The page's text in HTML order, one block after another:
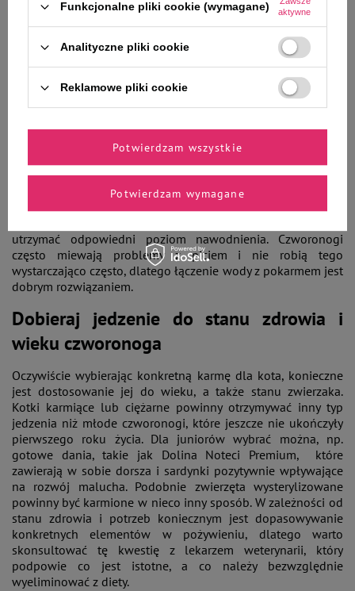
Mokra karma dla kota - czy jest zdrowa?
W większości przypadków to jaką formę pokarmu wybierzesz
wynika z preferencji Twojego pupila. Każda z opcji ma swoją
zaletę, chociaż wielu właścicieli decyduje się właśnie na
mniej przetworzoną,mokrą karmę dla kota
dla młodych zwierząt, których uzębienie nie jest jeszcze
odpowiednio twarde, a także dla starszych kotów, mających
problemy stomatologiczne. Oprócz tegomokra karma dla
utrzymać odpowiedni poziom nawodnienia. Czworonogi
często miewają problemy z piciem i nie robią tego
wystarczająco często, dlatego łączenie wody z pokarmem jest
dobrym rozwiązaniem.
Dobieraj jedzenie do stanu zdrowia i
wieku czworonoga
Oczywiście wybierając konkretną karmę dla kota, konieczne
jest dostosowanie jej do wieku, a także stanu zwierzaka.
Kotki karmiące lub ciężarne powinny otrzymywać inny typ
jedzenia niż młode czworonogi, które jeszcze nie ukończyły
pierwszego roku życia. Dla juniorów wybrać można, np.
gotowe dania, takie jak Dolina Noteci Premium, które
zawierają w sobie dorsza i sardynki pozytywnie wpływające
na rozwój malucha. Podobnie zwierzęta wysterylizowane
powinny być karmione w nieco inny sposób. W zależności od
stanu zdrowia i potrzeb koniecznym jest dopasowywanie
konkretnych elementów w pożywieniu, dlatego warto
skonsultować tę kwestię z lekarzem weterynarii, który
podpowie co jest istotne, a co należy bezwzględnie
wyeliminować z diety.
Funkcjonalne pliki cookie (wymagane)
aktywne
Analityczne pliki cookie
Reklamowe pliki cookie
Potwierdzam wymagane
Potwierdzam wszystkie